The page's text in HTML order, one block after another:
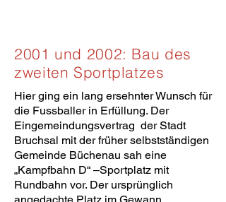
2001 und 2002: Bau des
zweiten Sportplatzes
Hier ging ein lang ersehnter Wunsch für
die Fussballer in Erfüllung. Der
Eingemeindungsvertrag der Stadt
Bruchsal mit der früher selbstständigen
Gemeinde Büchenau sah eine
„Kampfbahn D“ –Sportplatz mit
Rundbahn vor. Der ursprünglich